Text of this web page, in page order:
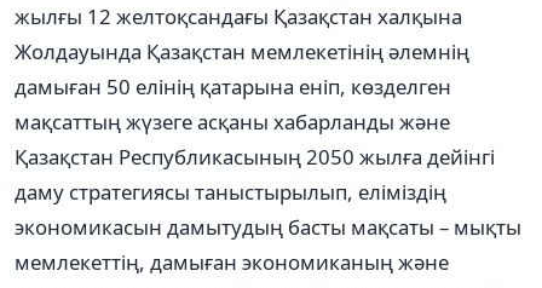
жылғы 12 желтоқсандағы Қазақстан халқына
Жолдауында Қазақстан мемлекетінің əлемнің
дамыған 50 елінің қатарына еніп, көзделген
мақсаттың жүзеге асқаны хабарланды жəне
Қазақстан Республикасының 2050 жылға дейінгі
даму стратегиясы таныстырылып, еліміздің
экономикасын дамытудың басты мақсаты – мықты
мемлекеттің, дамыған экономиканың жəне